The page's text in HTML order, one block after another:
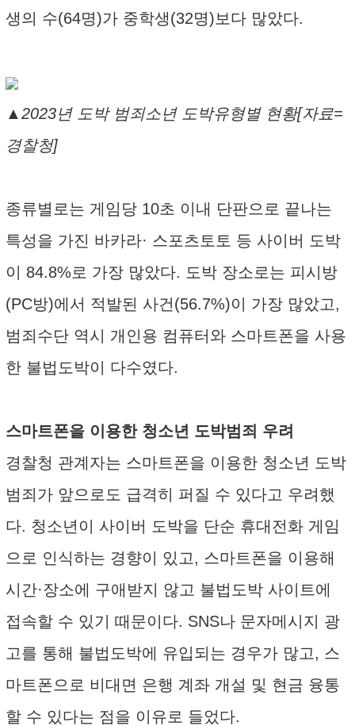
생의 수(64명)가 중학생(32명)보다 많았다.
▲2023년 도박 범죄소년 도박유형별 현황[자료=
경찰청]
종류별로는 게임당 10초 이내 단판으로 끝나는
특성을 가진 바카라· 스포츠토토 등 사이버 도박
이 84.8%로 가장 많았다. 도박 장소로는 피시방
(PC방)에서 적발된 사건(56.7%)이 가장 많았고,
범죄수단 역시 개인용 컴퓨터와 스마트폰을 사용
한 불법도박이 다수였다.
스마트폰을 이용한 청소년 도박범죄 우려
경찰청 관계자는 스마트폰을 이용한 청소년 도박
범죄가 앞으로도 급격히 퍼질 수 있다고 우려했
다. 청소년이 사이버 도박을 단순 휴대전화 게임
으로 인식하는 경향이 있고, 스마트폰을 이용해
시간·장소에 구애받지 않고 불법도박 사이트에
접속할 수 있기 때문이다. SNS나 문자메시지 광
고를 통해 불법도박에 유입되는 경우가 많고, 스
마트폰으로 비대면 은행 계좌 개설 및 현금 융통
할 수 있다는 점을 이유로 들었다.